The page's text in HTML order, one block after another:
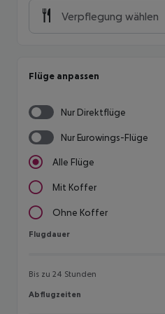
Verpflegung wählen
Flüge anpassen
Nur Direktflüge
Nur Eurowings-Flüge
Alle Flüge
Mit Koffer
Ohne Koffer
Flugdauer
Flugdauer
Bis zu 24 Stunden
Abflugzeiten
Abflugzeiten